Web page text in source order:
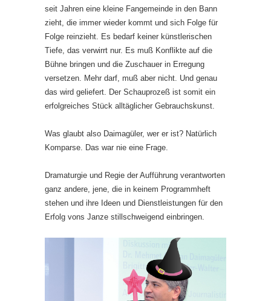
seit Jahren eine kleine Fangemeinde in den Bann
zieht, die immer wieder kommt und sich Folge für
Folge reinzieht. Es bedarf keiner künstlerischen
Tiefe, das verwirrt nur. Es muß Konflikte auf die
Bühne bringen und die Zuschauer in Erregung
versetzen. Mehr darf, muß aber nicht. Und genau
das wird geliefert. Der Schauprozeß ist somit ein
erfolgreiches Stück alltäglicher Gebrauchskunst.
Was glaubt also Daimagüler, wer er ist? Natürlich
Komparse. Das war nie eine Frage.
Dramaturgie und Regie der Aufführung verantworten
ganz andere, jene, die in keinem Programmheft
stehen und ihre Ideen und Dienstleistungen für den
Erfolg vons Janze stillschweigend einbringen.